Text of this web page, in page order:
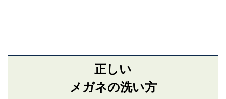
正しい
メガネの洗い方